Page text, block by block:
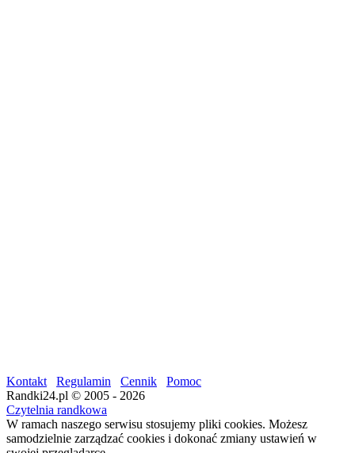
Kontakt Regulamin Cennik
Pomoc
Randki24.pl © 2005 - 2026
Czytelnia randkowa
W ramach naszego serwisu stosujemy pliki cookies. Możesz
samodzielnie zarządzać cookies i dokonać zmiany ustawień w